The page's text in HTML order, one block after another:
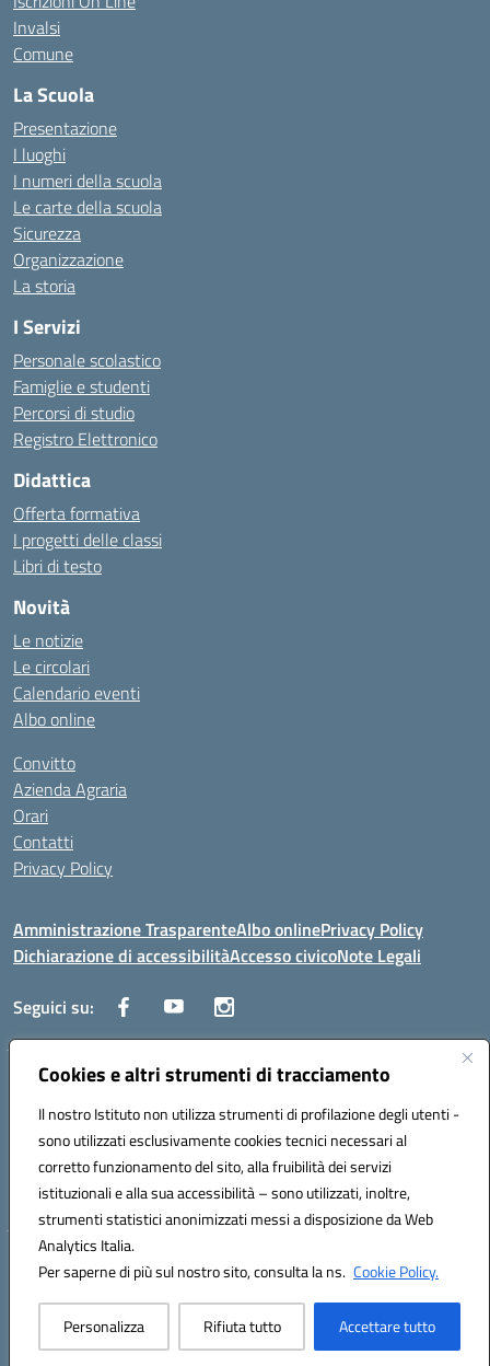
Cookies e altri strumenti di tracciamento
Il nostro Istituto non utilizza strumenti di profilazione degli utenti -
sono utilizzati esclusivamente cookies tecnici necessari al
corretto funzionamento del sito, alla fruibilità dei servizi
istituzionali e alla sua accessibilità – sono utilizzati, inoltre,
strumenti statistici anonimizzati messi a disposizione da Web
Analytics Italia.
Per saperne di più sul nostro sito, consulta la ns. Cookie Policy.
Personalizza Rifiuta tutto Accettare tutto
Invalsi
Comune
La Scuola
Presentazione
I luoghi
I numeri della scuola
Le carte della scuola
Sicurezza
Organizzazione
La storia
I Servizi
Personale scolastico
Famiglie e studenti
Percorsi di studio
Registro Elettronico
Didattica
Offerta formativa
I progetti delle classi
Libri di testo
Novità
Le notizie
Le circolari
Calendario eventi
Albo online
Convitto
Azienda Agraria
Orari
Contatti
Privacy Policy
Amministrazione TrasparenteAlbo onlinePrivacy Policy
Dichiarazione di accessibilitàAccesso civicoNote Legali
Seguici su:
Via dei Cappuccini, 5 - 60044 Fabriano (AN) - Tel. 0732 3373 - 0732
3573 - Mail: anis01700P@istruzione.it - PEC:
Codice meccanografico: ANIS01700P - Codice iPA: istsc_ANIS01700P -
C.F. 81002710424 - Codice univoco fatturazione elettronica (CUF):
UFBMDS
Hosting & Powered by 3D Solution S.r.l.
Concept & Design by Designers Italia